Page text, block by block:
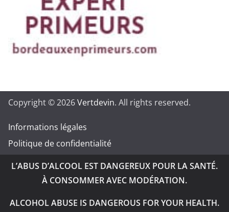
Copyright © 2026Vertdevin. All rights reserved.
Informations légales
Politique de confidentialité
L’ABUS D’ALCOOL EST DANGEREUX POUR LA SANTÉ.
À CONSOMMER AVEC MODÉRATION.
ALCOHOL ABUSE IS DANGEROUS FOR YOUR HEALTH.